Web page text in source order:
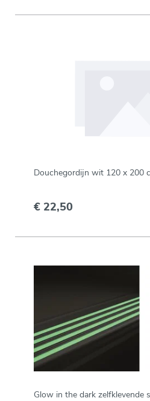
Douchegordijn wit 120 x 200
€ 22,50
Glow in the dark zelfklevende